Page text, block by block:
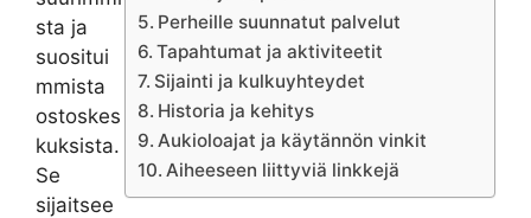
Perheille suunnatut palvelut
Tapahtumat ja aktiviteetit
Sijainti ja kulkuyhteydet
Historia ja kehitys
Aukioloajat ja käytännön vinkit
Aiheeseen liittyviä linkkejä
sta ja
suositui
mmista
ostoskes
kuksista.
Se
sijaitsee